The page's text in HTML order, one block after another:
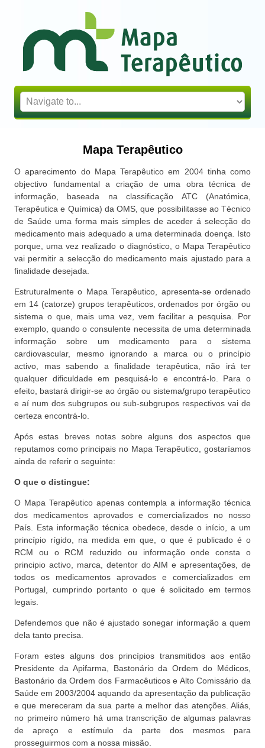
Mapa Terapêutico
Mapa Terapêutico
O aparecimento do Mapa Terapêutico em 2004 tinha como
objectivo fundamental a criação de uma obra técnica de
informação, baseada na classificação ATC (Anatómica,
Terapêutica e Química) da OMS, que possibilitasse ao Técnico
de Saúde uma forma mais simples de aceder á selecção do
medicamento mais adequado a uma determinada doença. Isto
porque, uma vez realizado o diagnóstico, o Mapa Terapêutico
vai permitir a selecção do medicamento mais ajustado para a
finalidade desejada.
Estruturalmente o Mapa Terapêutico, apresenta-se ordenado
em 14 (catorze) grupos terapêuticos, ordenados por órgão ou
sistema o que, mais uma vez, vem facilitar a pesquisa. Por
exemplo, quando o consulente necessita de uma determinada
informação sobre um medicamento para o sistema
cardiovascular, mesmo ignorando a marca ou o princípio
activo, mas sabendo a finalidade terapêutica, não irá ter
qualquer dificuldade em pesquisá-lo e encontrá-lo. Para o
efeito, bastará dirigir-se ao órgão ou sistema/grupo terapêutico
e aí num dos subgrupos ou sub-subgrupos respectivos vai de
certeza encontrá-lo.
Após estas breves notas sobre alguns dos aspectos que
reputamos como principais no Mapa Terapêutico, gostaríamos
ainda de referir o seguinte:
O que o distingue:
O Mapa Terapêutico apenas contempla a informação técnica
dos medicamentos aprovados e comercializados no nosso
País. Esta informação técnica obedece, desde o início, a um
princípio rígido, na medida em que, o que é publicado é o
RCM ou o RCM reduzido ou informação onde consta o
principio activo, marca, detentor do AIM e apresentações, de
todos os medicamentos aprovados e comercializados em
Portugal, cumprindo portanto o que é solicitado em termos
legais.
Defendemos que não é ajustado sonegar informação a quem
dela tanto precisa.
Foram estes alguns dos princípios transmitidos aos então
Presidente da Apifarma, Bastonário da Ordem do Médicos,
Bastonário da Ordem dos Farmacêuticos e Alto Comissário da
Saúde em 2003/2004 aquando da apresentação da publicação
e que mereceram da sua parte a melhor das atenções. Aliás,
no primeiro número há uma transcrição de algumas palavras
de apreço e estímulo da parte dos mesmos para
prosseguirmos com a nossa missão.